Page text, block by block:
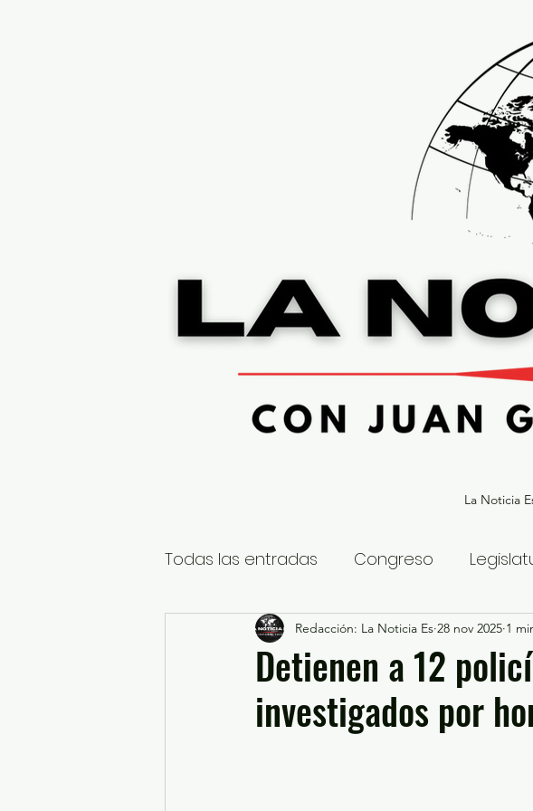
La Noticia
Todas las entradas Congreso
Nacional Estatal
Educación y Cultura Seguridad y
Detienen a 12
investigados por
Redacción: La Noticia Es 28 nov 2025 1